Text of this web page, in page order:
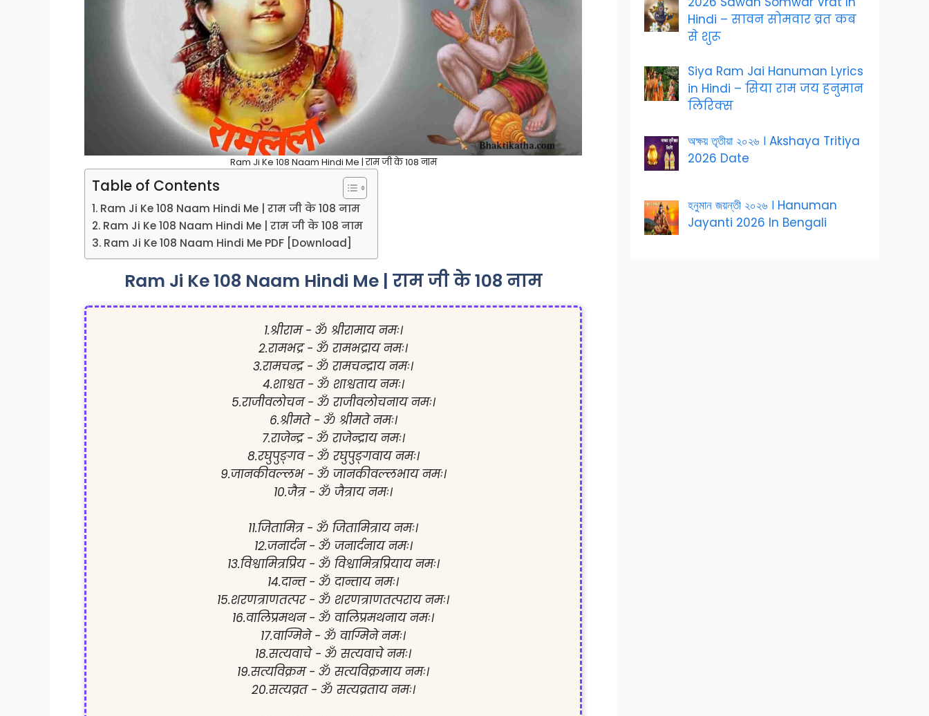
Ram Ji Ke 108 Naam Hindi Me | राम जी के 108 नाम
Table of Contents
Ram Ji Ke 108 Naam Hindi Me | राम जी के 108 नाम
Ram Ji Ke 108 Naam Hindi Me | राम जी के 108 नाम
Ram Ji Ke 108 Naam Hindi Me PDF [Download]
Ram Ji Ke 108 Naam Hindi Me | राम जी के 108 नाम
1.श्रीराम - ॐ श्रीरामाय नमः।
2.रामभद्र - ॐ रामभद्राय नमः।
3.रामचन्द्र - ॐ रामचन्द्राय नमः।
4.शाश्वत - ॐ शाश्वताय नमः।
5.राजीवलोचन - ॐ राजीवलोचनाय नमः।
6.श्रीमते - ॐ श्रीमते नमः।
7.राजेन्द्र - ॐ राजेन्द्राय नमः।
8.रघुपुङ्गव - ॐ रघुपुङ्गवाय नमः।
9.जानकीवल्लभ - ॐ जानकीवल्लभाय नमः।
10.जैत्र - ॐ जैत्राय नमः।
11.जितामित्र - ॐ जितामित्राय नमः।
12.जनार्दन - ॐ जनार्दनाय नमः।
13.विश्वामित्रप्रिय - ॐ विश्वामित्रप्रियाय नमः।
14.दान्त - ॐ दान्ताय नमः।
15.शरणत्राणतत्पर - ॐ शरणत्राणतत्पराय नमः।
16.वालिप्रमथन - ॐ वालिप्रमथनाय नमः।
17.वाग्मिने - ॐ वाग्मिने नमः।
18.सत्यवाचे - ॐ सत्यवाचे नमः।
19.सत्यविक्रम - ॐ सत्यविक्रमाय नमः।
20.सत्यव्रत - ॐ सत्यव्रताय नमः।
Hindi – सावन सोमवार व्रत कब
से शुरू
Siya Ram Jai Hanuman Lyrics
in Hindi – सिया राम जय हनुमान
लिरिक्स
অক্ষয় তৃতীয়া ২০২৬ । Akshaya Tritiya
2026 Date
হনুমান জয়ন্তী ২০২৬ । Hanuman
Jayanti 2026 In Bengali